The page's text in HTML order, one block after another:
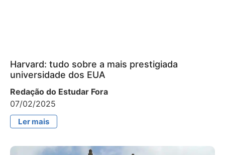
Harvard: tudo sobre a mais prestigiada
universidade dos EUA
Redação do Estudar Fora
07/02/2025
Ler mais